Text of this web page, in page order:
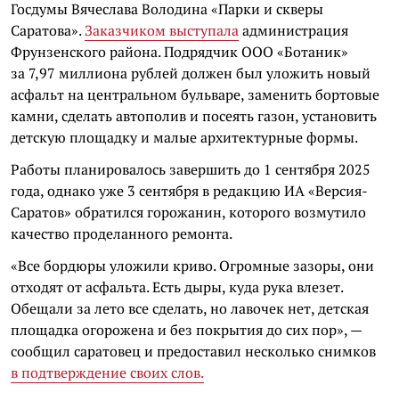
Госдумы Вячеслава Володина «Парки и скверы
Саратова».Заказчиком выступалаадминистрация
Фрунзенского района. Подрядчик ООО «Ботаник»
за 7,97 миллиона рублей должен был уложить новый
асфальт на центральном бульваре, заменить бортовые
камни, сделать автополив и посеять газон, установить
детскую площадку и малые архитектурные формы.
Работы планировалось завершить до 1 сентября 2025
года, однако уже 3 сентября в редакцию ИА «Версия-
Саратов» обратился горожанин, которого возмутило
качество проделанного ремонта.
«Все бордюры уложили криво. Огромные зазоры, они
отходят от асфальта. Есть дыры, куда рука влезет.
Обещали за лето все сделать, но лавочек нет, детская
площадка огорожена и без покрытия до сих пор», —
сообщил саратовец и предоставил несколько снимков
в подтверждение своих слов.